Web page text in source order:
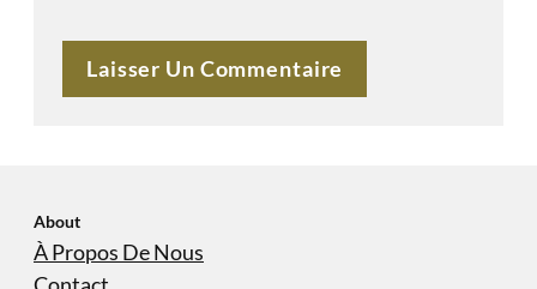
About
À Propos De Nous